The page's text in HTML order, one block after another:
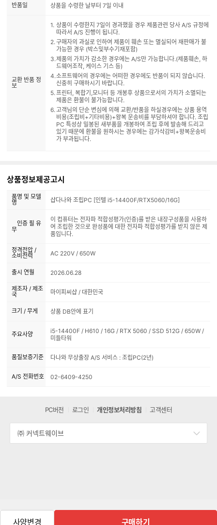
반품일 상품을 수령한 날부터 7일 이내
교환 반품 정
보
상품이 수령한지 7일이 경과했을 경우 제품관련 당사 A/S 규정에
따라서 A/S 진행이 됩니다.
구매자의 과실로 인하여 제품이 훼손 또는 멸실되어 재판매가 불
가능한 경우 (박스및부수기재포함)
제품의 가치가 감소한 경우에는 A/S만 가능합니다.(제품훼손, 하
드웨어조작, 케이스 기스 등)
소프트웨어의 경우에는 어떠한 경우에도 반품이 되지 않습니다.
신중히 구매하시기 바랍니다.
프린터, 복합기,모니터 등 개봉후 상품으로서의 가치가 소멸되는
제품은 환불이 불가능합니다.
고객님의 단순 변심에 의해 교환/반품을 하실경우에는 상품 용역
비용(조립비+기타비용)+왕복 운송비를 부담하셔야 합니다. 조립
PC 특성상 밀봉된 새부품을 개봉하여 조립 후에 발송해 드리고
있기 때문에 환불을 원하시는 경우에는 감가삭감비+왕복운송비
가 부과됩니다.
상품정보제공고시
품명 및 모델
명
샵다나와 조립PC [인텔 i5-14400F/RTX5060/16G]
인증 필 유
무
이 컴퓨터는 전자파 적합성평가(인증)를 받은 내장구성품을 사용하
여 조립한 것으로 완성품에 대한 전자파 적합성평가를 받지 않은 제
품입니다.
정격전압 /
소비전력
AC 220V / 650W
출시 연월 2026.06.28
제조자 / 제조
국
마이피씨샵 / 대한민국
크기 / 무게 상품 DB안에 표기
주요사양
i5-14400F / H610 / 16G / RTX 5060 / SSD 512G / 650W /
미들타워
품질보증기준 다나와 무상출장 A/S 서비스 : 조립PC(2년)
A/S 전화번호 02-6409-4250
사양변경 구매하기
PC버전 로그인 개인정보처리방침 고객센터
㈜ 커넥트웨이브
세